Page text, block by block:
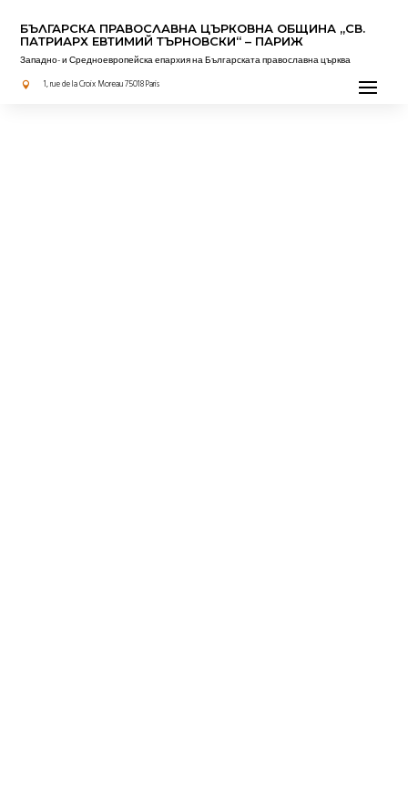
БЪЛГАРСКА ПРАВОСЛАВНА ЦЪРКОВНА OБЩИНА „СВ.
ПАТРИАРХ ЕВТИМИЙ ТЪРНОВСКИ“ – ПАРИЖ
Западно- и Средноевропейска епархия на Българската православна църква
 1, rue de la Croix Moreau 75018 Paris